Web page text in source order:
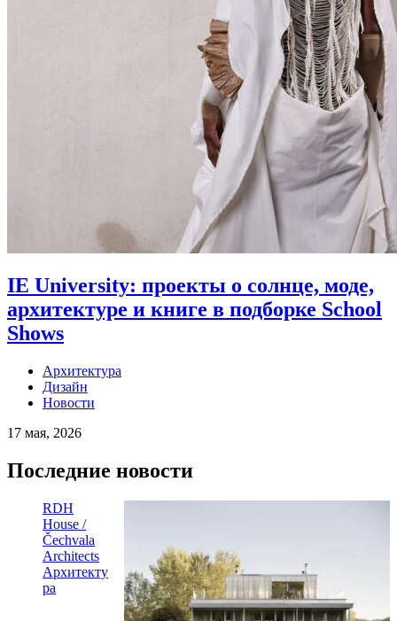
IE University: проекты о солнце, моде,
архитектуре и книге в подборке School
Shows
Архитектура
Дизайн
Новости
17 мая, 2026
Последние новости
RDH
House /
Čechvala
Architects
Архитекту
ра